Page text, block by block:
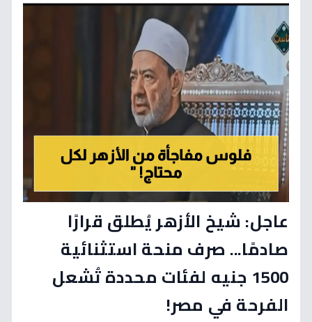
عاجل: شيخ الأزهر يُطلق قرارًا
صادمًا... صرف منحة استثنائية
1500 جنيه لفئات محددة تُشعل
الفرحة في مصر!